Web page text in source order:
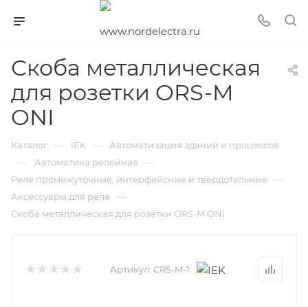
Скоба металлическая
для розетки ORS-M
ONI
Каталог — IEK — Автоматизация зданий и процессов
— Автоматика релейная —
Реле промежуточные, интерфейсные и твердотельные —
Аксессуары для реле —
Скоба металлическая для розетки ORS-M ONI
Артикул: CRS-M-1